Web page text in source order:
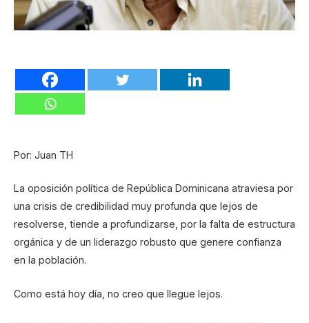
Por: Juan TH
La oposición política de República Dominicana atraviesa por
una crisis de credibilidad muy profunda que lejos de
resolverse, tiende a profundizarse, por la falta de estructura
orgánica y de un liderazgo robusto que genere confianza
en la población.
Como está hoy día, no creo que llegue lejos.